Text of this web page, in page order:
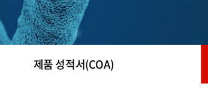
제품 성적서(COA)